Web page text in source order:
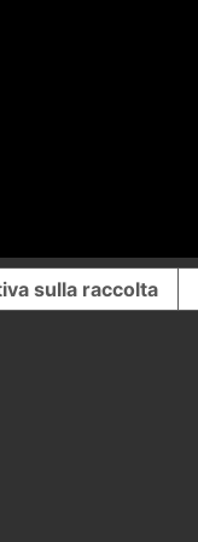
sulla raccolta